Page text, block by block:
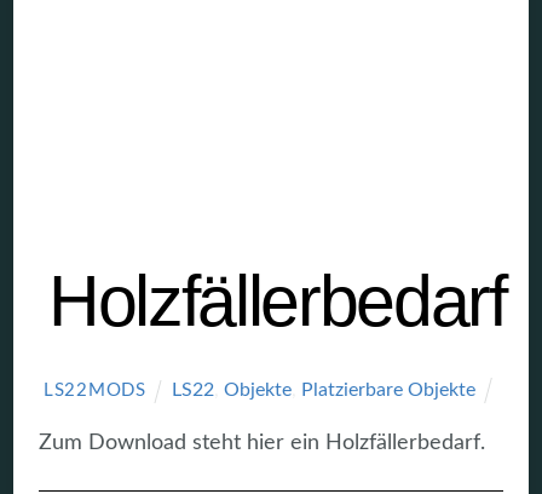
Holzfällerbedarf
LS22MODS LS22 ,Objekte Platzierbare Objekte
Zum Download steht hier ein Holzfällerbedarf.